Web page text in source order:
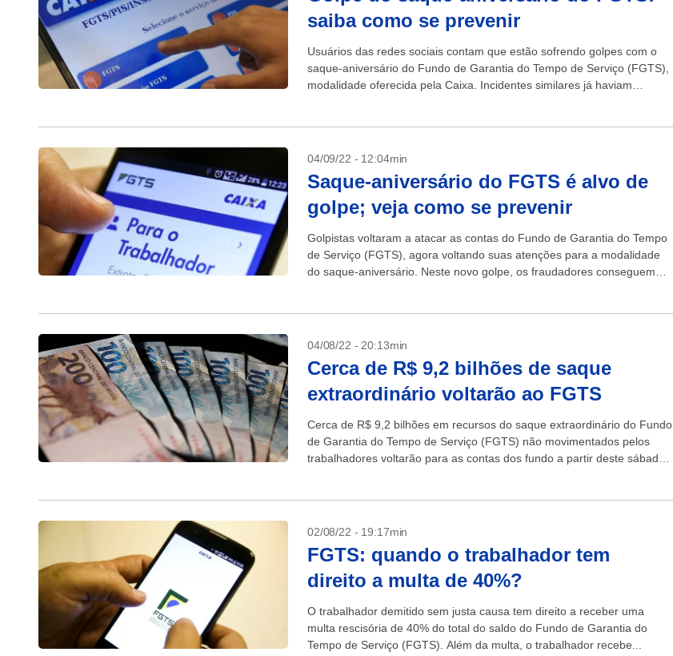
saiba como se prevenir
Usuários das redes sociais contam que estão sofrendo golpes com o
saque-aniversário do Fundo de Garantia do Tempo de Serviço (FGTS),
modalidade oferecida pela Caixa. Incidentes similares já haviam
04/09/22 - 12:04min
Saque-aniversário do FGTS é alvo de
golpe; veja como se prevenir
Golpistas voltaram a atacar as contas do Fundo de Garantia do Tempo
de Serviço (FGTS), agora voltando suas atenções para a modalidade
do saque-aniversário. Neste novo golpe, os fraudadores conseguem
04/08/22 - 20:13min
Cerca de R$ 9,2 bilhões de saque
extraordinário voltarão ao FGTS
Cerca de R$ 9,2 bilhões em recursos do saque extraordinário do Fundo
de Garantia do Tempo de Serviço (FGTS) não movimentados pelos
trabalhadores voltarão para as contas dos fundo a partir deste sábado
02/08/22 - 19:17min
FGTS: quando o trabalhador tem
direito a multa de 40%?
O trabalhador demitido sem justa causa tem direito a receber uma
multa rescisória de 40% do total do saldo do Fundo de Garantia do
Tempo de Serviço (FGTS). Além da multa, o trabalhador recebe...